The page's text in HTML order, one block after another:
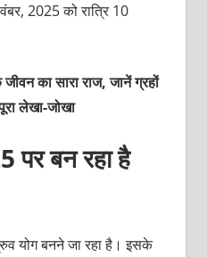
2025 को रात्रि 10
का सारा राज, जानें ग्रहों
लेखा-जोखा
पर बन रहा है
योग बनने जा रहा है। इसके